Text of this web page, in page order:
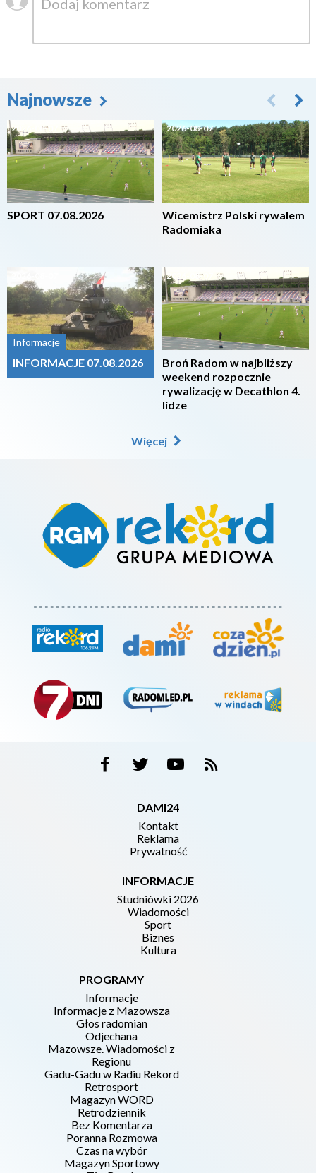
Najnowsze
2026-08-07
SPORT 07.08.2026
Informacje
INFORMACJE 07.08.2026
2026-08-07
Wicemistrz Polski rywalem
Radomiaka
2026-08-07
Broń Radom w najbliższy
weekend rozpocznie
rywalizację w Decathlon 4.
lidze
Więcej
DAMI24
Kontakt
Reklama
Prywatność
INFORMACJE
Studniówki 2026
Wiadomości
Sport
Biznes
Kultura
PROGRAMY
Informacje
Informacje z Mazowsza
Głos radomian
Odjechana
Mazowsze. Wiadomości z
Regionu
Gadu-Gadu w Radiu Rekord
Retrosport
Magazyn WORD
Retrodziennik
Bez Komentarza
Poranna Rozmowa
Czas na wybór
Magazyn Sportowy